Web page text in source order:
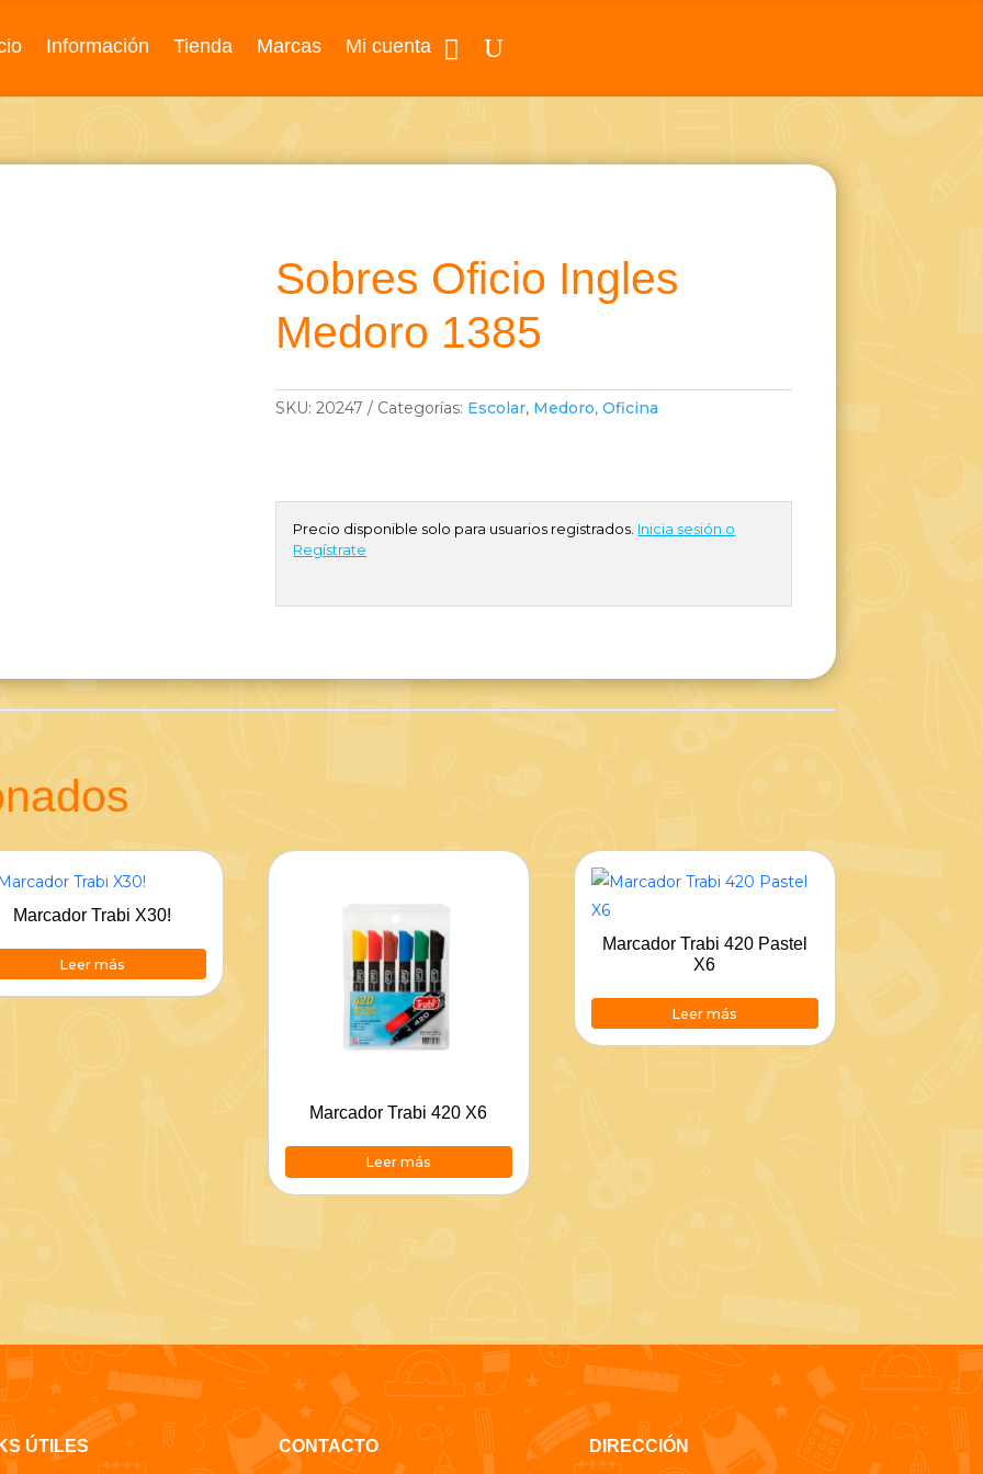
Información Tienda Marcas Mi cuenta
Sobres Oficio Ingles
Medoro 1385
SKU:20247 Categorías: Escolar, Medoro,Oficina
Precio disponible solo para usuarios registrados. Inicia sesión o
Regístrate
Marcador Trabi X30!
Leer más
Marcador Trabi 420 X6
Leer más
Marcador Trabi 420 Pastel
X6
Leer más
ÚTILES CONTACTO DIRECCIÓN